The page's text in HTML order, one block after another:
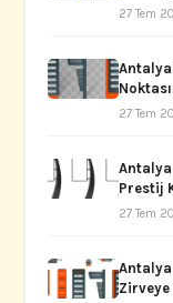
27 Tem
Antalya
27 Tem
Antalya
Prestij
27 Tem
Antalya
Zirveye